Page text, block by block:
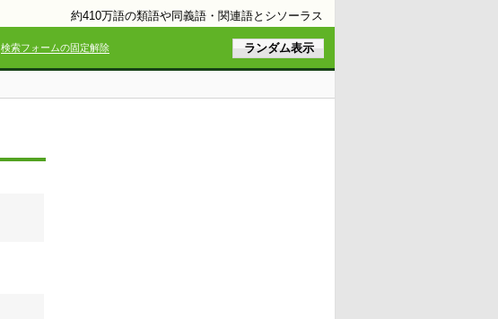
約410万語の類語や同義語・関連語とシソーラス
検索フォームの固定解除